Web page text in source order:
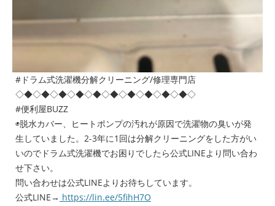
#ドラム式洗濯機分解クリーニング/修理専門店
◇◆◇◆◇◆◇◆◇◆◇◆◇◆◇◆◇◆◇◆◇
#便利屋BUZZ
◉脱水カバー、ヒートポンプの汚れが原因で洗濯物の臭いが発
生していました。2-3年に1回は分解クリーニングをした方がい
いのでドラム式洗濯機でお困りでしたら公式LINEより問い合わ
せ下さい。
問い合わせは公式LINEよりお待ちしています。
公式LINE→ https://lin.ee/5fihH7O